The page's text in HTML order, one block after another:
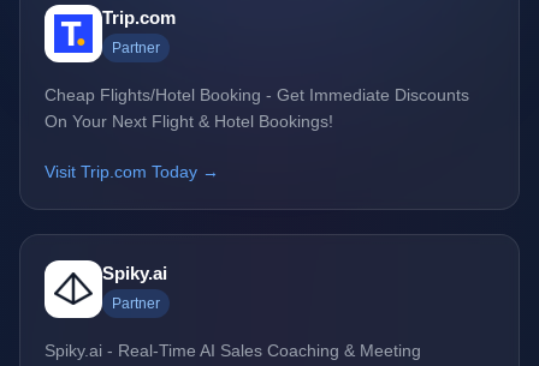
Trip.com
Partner
Cheap Flights/Hotel Booking - Get Immediate Discounts
On Your Next Flight & Hotel Bookings!
Visit Trip.com Today →
Spiky.ai
Partner
Spiky.ai - Real-Time AI Sales Coaching & Meeting